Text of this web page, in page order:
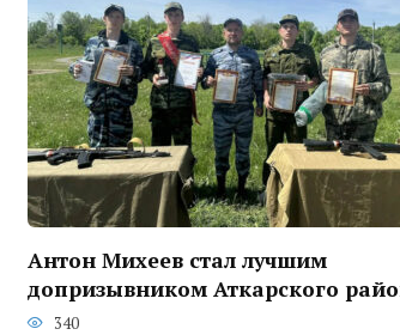
Антон Михеев стал лучшим
допризывником Аткарского
340